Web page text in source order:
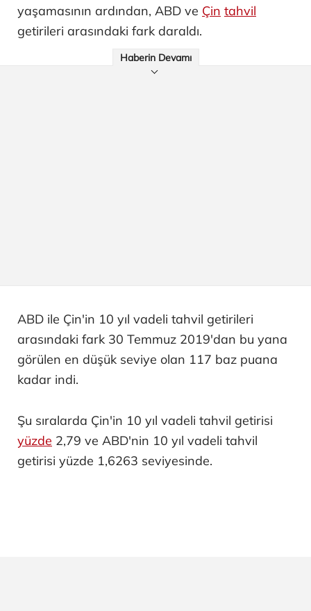
yaşamasının ardından, ABD ve Çin tahvil
getirileri arasındaki fark daraldı.
Haberin Devamı
ABD ile Çin'in 10 yıl vadeli tahvil getirileri
arasındaki fark 30 Temmuz 2019'dan bu yana
görülen en düşük seviye olan 117 baz puana
kadar indi.
Şu sıralarda Çin'in 10 yıl vadeli tahvil getirisi
yüzde 2,79 ve ABD'nin 10 yıl vadeli tahvil
getirisi yüzde 1,6263 seviyesinde.